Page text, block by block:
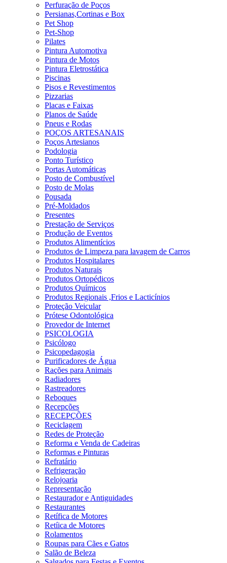
Perfuração de Poços
Persianas,Cortinas e Box
Pet Shop
Pet-Shop
Pilates
Pintura Automotiva
Pintura de Motos
Pintura Eletrostática
Piscinas
Pisos e Revestimentos
Pizzarias
Placas e Faixas
Planos de Saúde
Pneus e Rodas
POÇOS ARTESANAIS
Poços Artesianos
Podologia
Ponto Turístico
Portas Automáticas
Posto de Combustível
Posto de Molas
Pousada
Pré-Moldados
Presentes
Prestação de Serviços
Produção de Eventos
Produtos Alimentícios
Produtos de Limpeza para lavagem de Carros
Produtos Hospitalares
Produtos Naturais
Produtos Ortopédicos
Produtos Químicos
Produtos Regionais ,Frios e Lacticínios
Proteção Veicular
Prótese Odontológica
Provedor de Internet
PSICOLOGIA
Psicólogo
Psicopedagogia
Purificadores de Água
Rações para Animais
Radiadores
Rastreadores
Reboques
Recepções
RECEPÇÕES
Reciclagem
Redes de Proteção
Reforma e Venda de Cadeiras
Reformas e Pinturas
Refratário
Refrigeração
Relojoaria
Representação
Restaurador e Antiguidades
Restaurantes
Retífica de Motores
Retíica de Motores
Rolamentos
Roupas para Cães e Gatos
Salão de Beleza